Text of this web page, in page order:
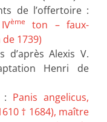
de l’offertoire :
ème
ton – faux-
1739)
d’après Alexis V.
Henri de
: Panis angelicus,
† 1684), maître